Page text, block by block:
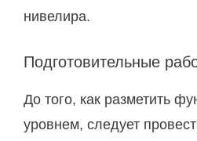
нивелира.
Подготовительные
До того, как разметить
уровнем, следует